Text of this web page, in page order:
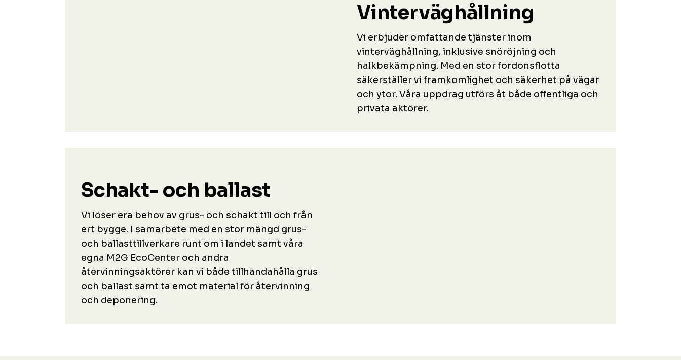
Vinterväghållning
Vi erbjuder omfattande tjänster inom
vinterväghållning, inklusive snöröjning och
halkbekämpning. Med en stor fordonsflotta
säkerställer vi framkomlighet och säkerhet på vägar
och ytor. Våra uppdrag utförs åt både offentliga och
privata aktörer.
Schakt- och ballast
Vi löser era behov av grus- och schakt till och från
ert bygge. I samarbete med en stor mängd grus-
och ballasttillverkare runt om i landet samt våra
egna M2G EcoCenter och andra
återvinningsaktörer kan vi både tillhandahålla grus
och ballast samt ta emot material för återvinning
och deponering.